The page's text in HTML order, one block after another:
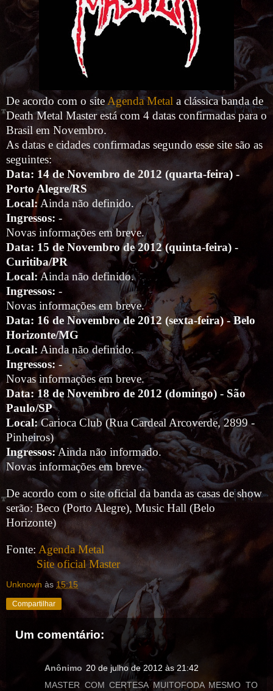
De acordo com o siteAgenda Metal a clássica banda de
Death Metal Master está com 4 datas confirmadas para o
Brasil em Novembro.
As datas e cidades confirmadas segundo esse site são as
seguintes:
Data: 14 de Novembro de 2012 (quarta-feira) -
Porto Alegre/RS
Local:Ainda não definido.
Ingressos: -
Novas informações em breve.
Data: 15 de Novembro de 2012 (quinta-feira) -
Curitiba/PR
Local:Ainda não definido.
Ingressos: -
Novas informações em breve.
Data: 16 de Novembro de 2012 (sexta-feira) - Belo
Horizonte/MG
Local: Ainda não definido.
Ingressos:-
Novas informações em breve.
Data: 18 de Novembro de 2012 (domingo) - São
Paulo/SP
Local:Carioca Club (Rua Cardeal Arcoverde, 2899 -
Pinheiros)
Ingressos:Ainda não informado.
Novas informações em breve.
De acordo com o site oficial da banda as casas de show
serão: Beco (Porto Alegre), Music Hall (Belo
Horizonte)
Fonte: Agenda Metal
Site oficial Master
Unknown às 15:15
Compartilhar
Um comentário:
Anônimo 20 de julho de 2012 às 21:42
MASTER COM CERTESA MUITOFODA MESMO TO